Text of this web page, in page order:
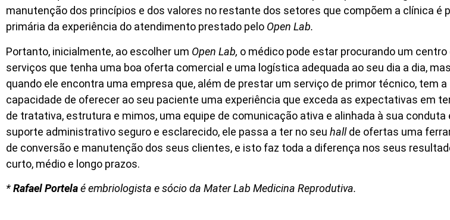
manutenção dos princípios e dos valores no restante dos setores que compõem a clínica é
primária da experiência do atendimento prestado pelo Open Lab.
Portanto, inicialmente, ao escolher um Open Lab, o médico pode estar procurando um centro
serviços que tenha uma boa oferta comercial e uma logística adequada ao seu dia a dia,
quando ele encontra uma empresa que, além de prestar um serviço de primor técnico, tem a
capacidade de oferecer ao seu paciente uma experiência que exceda as expectativas em
de tratativa, estrutura e mimos, uma equipe de comunicação ativa e alinhada à sua conduta
suporte administrativo seguro e esclarecido, ele passa a ter no seu hallde ofertas uma
de conversão e manutenção dos seus clientes, e isto faz toda a diferença nos seus
curto, médio e longo prazos.
*Rafael Portelaé embriologista e sócio da Mater Lab Medicina Reprodutiva.